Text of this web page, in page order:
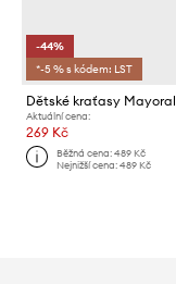
-44%
*-5 % s kódem: LST
Dětské kraťasy Mayoral
Aktuální cena:
269 Kč
Běžná cena:489 Kč
Nejnižší cena:489 Kč